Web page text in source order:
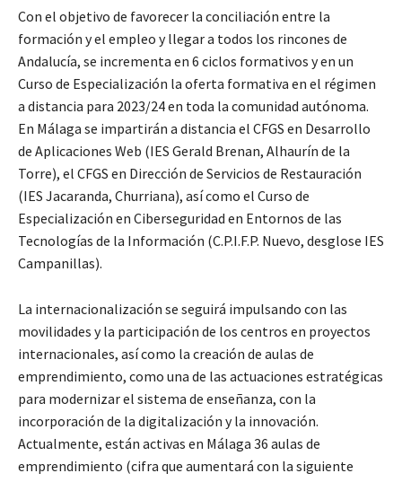
Con el objetivo de favorecer la conciliación entre la
formación y el empleo y llegar a todos los rincones de
Andalucía, se incrementa en 6 ciclos formativos y en un
Curso de Especialización la oferta formativa en el régimen
a distancia para 2023/24 en toda la comunidad autónoma.
En Málaga se impartirán a distancia el CFGS en Desarrollo
de Aplicaciones Web (IES Gerald Brenan, Alhaurín de la
Torre), el CFGS en Dirección de Servicios de Restauración
(IES Jacaranda, Churriana), así como el Curso de
Especialización en Ciberseguridad en Entornos de las
Tecnologías de la Información (C.P.I.F.P. Nuevo, desglose IES
Campanillas).
La internacionalización se seguirá impulsando con las
movilidades y la participación de los centros en proyectos
internacionales, así como la creación de aulas de
emprendimiento, como una de las actuaciones estratégicas
para modernizar el sistema de enseñanza, con la
incorporación de la digitalización y la innovación.
Actualmente, están activas en Málaga 36 aulas de
emprendimiento (cifra que aumentará con la siguiente